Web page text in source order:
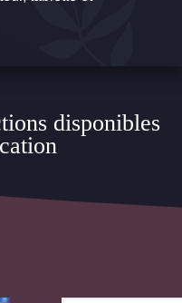
disponibles